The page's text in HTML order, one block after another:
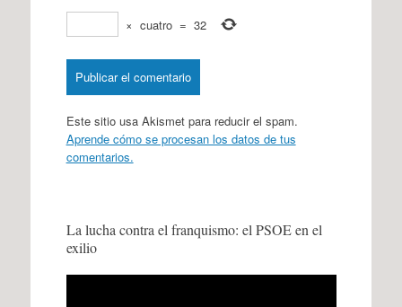
× cuatro = 32
Este sitio usa Akismet para reducir el spam.
Aprende cómo se procesan los datos de tus
comentarios.
La lucha contra el franquismo: el PSOE en el
exilio